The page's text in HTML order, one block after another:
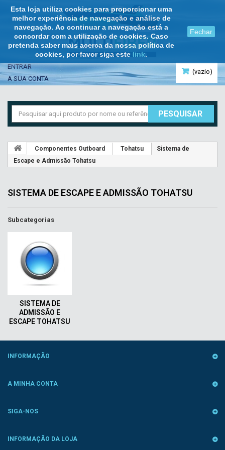
Esta loja utiliza cookies para proporcionar uma
melhor experiência de navegação e análise de
navegação. Ao continuar a navegação está a
concordar com a utilização de cookies. Caso
pretenda saber mais acerca da nossa política de
cookies, por favor siga este link.
Fechar
(vazio)
ENTRAR
A SUA CONTA
PESQUISAR
Componentes Outboard Tohatsu
Sistema de
Escape e Admissão Tohatsu
SISTEMA DE ESCAPE E ADMISSÃO TOHATSU
Subcategorias
SISTEMA DE
ADMISSÃO E
ESCAPE TOHATSU
INFORMAÇÃO
A MINHA CONTA
SIGA-NOS
INFORMAÇÃO DA LOJA